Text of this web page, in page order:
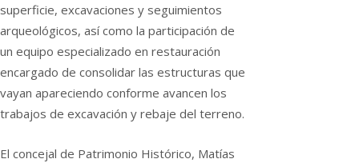
superficie, excavaciones y seguimientos
arqueológicos, así como la participación de
un equipo especializado en restauración
encargado de consolidar las estructuras que
vayan apareciendo conforme avancen los
trabajos de excavación y rebaje del terreno.
El concejal de Patrimonio Histórico, Matías